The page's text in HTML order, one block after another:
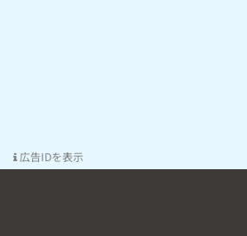
広告IDを表示